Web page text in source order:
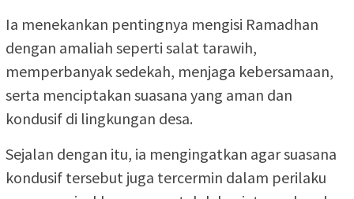
Ia menekankan pentingnya mengisi Ramadhan
dengan amaliah seperti salat tarawih,
memperbanyak sedekah, menjaga kebersamaan,
serta menciptakan suasana yang aman dan
kondusif di lingkungan desa.
Sejalan dengan itu, ia mengingatkan agar suasana
kondusif tersebut juga tercermin dalam perilaku